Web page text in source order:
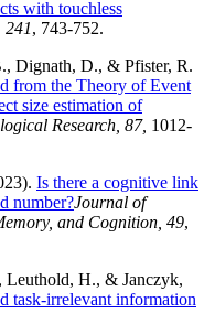
with touchless
241, 743-752.
Dignath, D., & Pfister, R.
from the Theory of Event
size estimation of
Research, 87, 1012-
Is there a cognitive link
number?Journal of
and Cognition, 49,
H., & Janczyk,
task-irrelevant information